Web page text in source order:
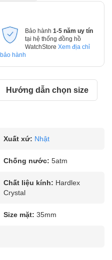
Bảo hành 1-5 năm uy tín
tại hệ thống đồng hồ
WatchStore Xem địa chỉ
bảo hành
Hướng dẫn chọn size
Xuất xứ: Nhật
Chống nước: 5atm
Chất liệu kính: Hardlex
Crystal
Size mặt: 35mm